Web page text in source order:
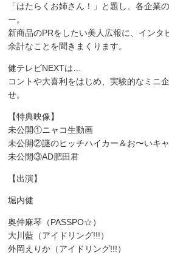
「はたらくお姉さん！」と題し、各企業
ー。
新商品のPRをしたい美人広報に、インタ
余計なことを聞きまくります。
健テレビNEXTは…
コントや大喜利をはじめ、実験的なミニ
せ。
【特典映像】
未公開①ニャコ生動画
未公開②謎のヒッチハイカー＆お〜いキ
未公開③AD肥田君
【出演】
堀内健
奥仲麻琴（PASSPO☆）
大川藍（アイドリング!!!）
外岡えりか（アイドリング!!!）